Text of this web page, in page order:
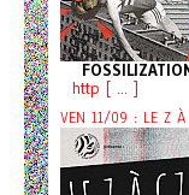
http [ ... ]
VEN 11/09 : LE Z À